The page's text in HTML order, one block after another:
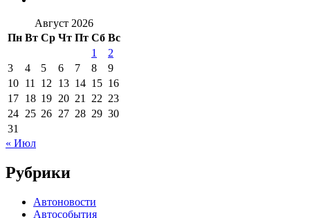
Август 2026
Пн Вт Ср Чт Пт Сб Вс
1
2
3
4 5 6 7 8
9
10 11 12 13 14 15 16
17 18 19 20 21 22 23
24 25 26 27 28 29 30
31
« Июл
Рубрики
Автоновости
Автособытия